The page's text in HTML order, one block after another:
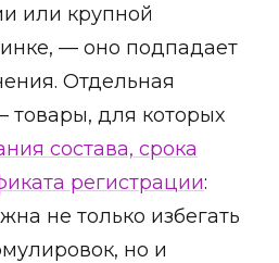
или крупной
— оно подпадает
Отдельная
товары, для которых
состава, срока
регистрации:
не только избегать
но и